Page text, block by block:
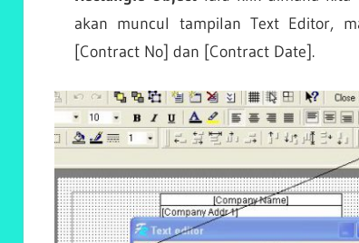
akan muncul tampilan Text Editor,
[Contract No] dan [Contract Date].